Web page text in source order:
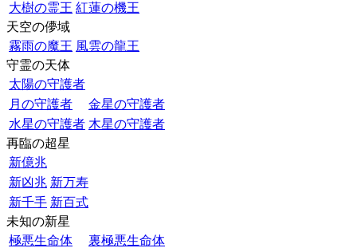
大樹の霊王 紅蓮の機王
天空の儚域
霧雨の魔王 風雲の龍王
守霊の天体
太陽の守護者
月の守護者
金星の守護者
水星の守護者 木星の守護者
再臨の超星
新億兆
新凶兆 新万寿
新千手 新百式
未知の新星
極悪生命体
裏極悪生命体